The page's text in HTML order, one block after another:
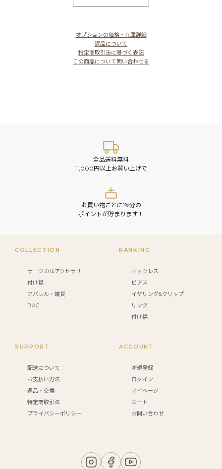
オプションの価格・在庫詳細
返品について
特定商取引法に基づく表記
この商品について問い合わせる
全品送料無料
11,000円以上お買い上げで
お買い物ごとに1%分の
ポイントが貯まります！
COLLECTION
サージカルアクセサリー
付け襟
アパレル・雑貨
BAG
RANKING
ネックレス
ピアス
イヤリング&クリップ
リング
付け襟
SUPPORT
配送について
お支払い方法
返品・交換
特定商取引法
プライバシーポリシー
ACCOUNT
新規登録
ログイン
マイページ
カート
お問い合わせ